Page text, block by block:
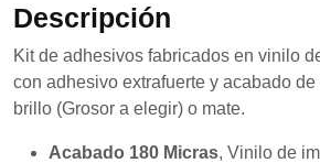
Descripción
Kit de adhesivos fabricados en vinilo
con adhesivo extrafuerte y acabado
brillo (Grosor a elegir) o mate.
Acabado 180 Micras, Vinilo de
Experiencia
Para que
nuestra web
mejor posible